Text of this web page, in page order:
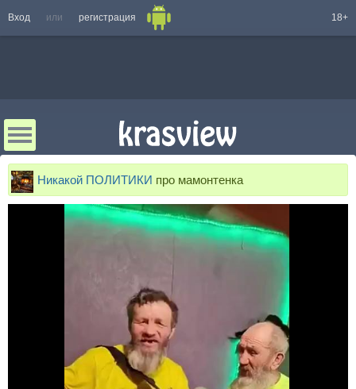
Вход или регистрация 18+
Никакой ПОЛИТИКИ про мамонтенка